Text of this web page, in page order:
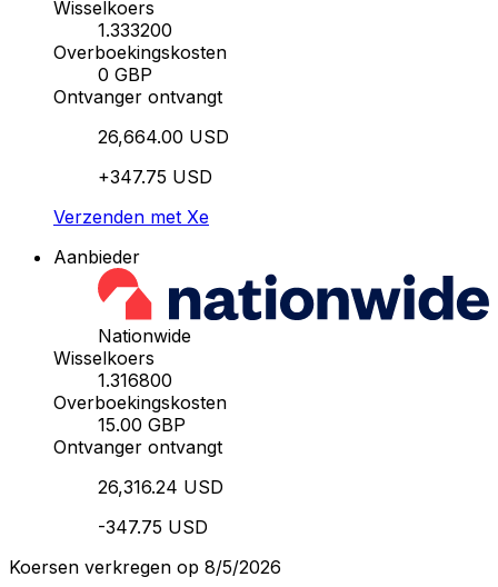
Wisselkoers
1.333200
Overboekingskosten
0 GBP
Ontvanger ontvangt
26,664.00 USD
+347.75 USD
Verzenden met Xe
Aanbieder
Nationwide
Wisselkoers
1.316800
Overboekingskosten
15.00 GBP
Ontvanger ontvangt
26,316.24 USD
-347.75 USD
Koersen verkregen op 8/5/2026